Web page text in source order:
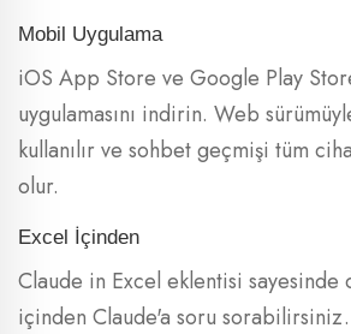
Mobil Uygulama
iOS App Store ve Google Play
uygulamasını indirin. Web
kullanılır ve sohbet geçmişi tüm
olur.
Excel İçinden
Claude in Excel eklentisi sayesinde
içinden Claude'a soru